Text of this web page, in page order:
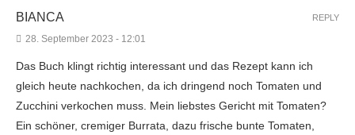
BIANCA
28. September 2023 - 12:01
Das Buch klingt richtig interessant und das Rezept kann ich
gleich heute nachkochen, da ich dringend noch Tomaten und
Zucchini verkochen muss. Mein liebstes Gericht mit Tomaten?
Ein schöner, cremiger Burrata, dazu frische bunte Tomaten,
REPLY